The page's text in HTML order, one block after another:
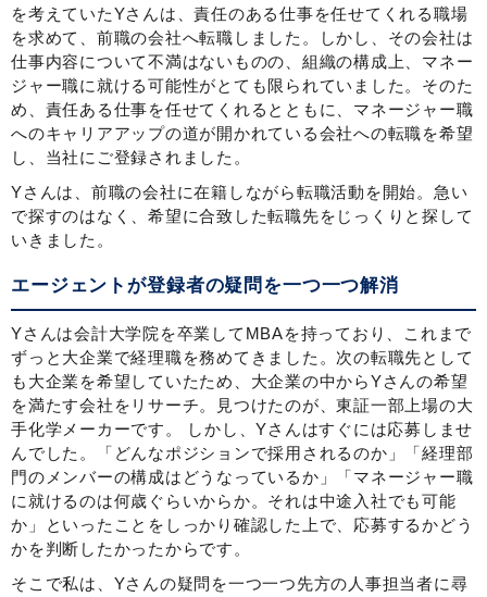
を考えていたYさんは、責任のある仕事を任せてくれる職場
を求めて、前職の会社へ転職しました。しかし、その会社は
仕事内容について不満はないものの、組織の構成上、マネー
ジャー職に就ける可能性がとても限られていました。そのた
め、責任ある仕事を任せてくれるとともに、マネージャー職
へのキャリアアップの道が開かれている会社への転職を希望
し、当社にご登録されました。
Yさんは、前職の会社に在籍しながら転職活動を開始。急い
で探すのはなく、希望に合致した転職先をじっくりと探して
いきました。
エージェントが登録者の疑問を一つ一つ解消
Yさんは会計大学院を卒業してMBAを持っており、これまで
ずっと大企業で経理職を務めてきました。次の転職先として
も大企業を希望していたため、大企業の中からYさんの希望
を満たす会社をリサーチ。見つけたのが、東証一部上場の大
手化学メーカーです。 しかし、Yさんはすぐには応募しませ
んでした。「どんなポジションで採用されるのか」「経理部
門のメンバーの構成はどうなっているか」「マネージャー職
に就けるのは何歳ぐらいからか。それは中途入社でも可能
か」といったことをしっかり確認した上で、応募するかどう
かを判断したかったからです。
そこで私は、Yさんの疑問を一つ一つ先方の人事担当者に尋